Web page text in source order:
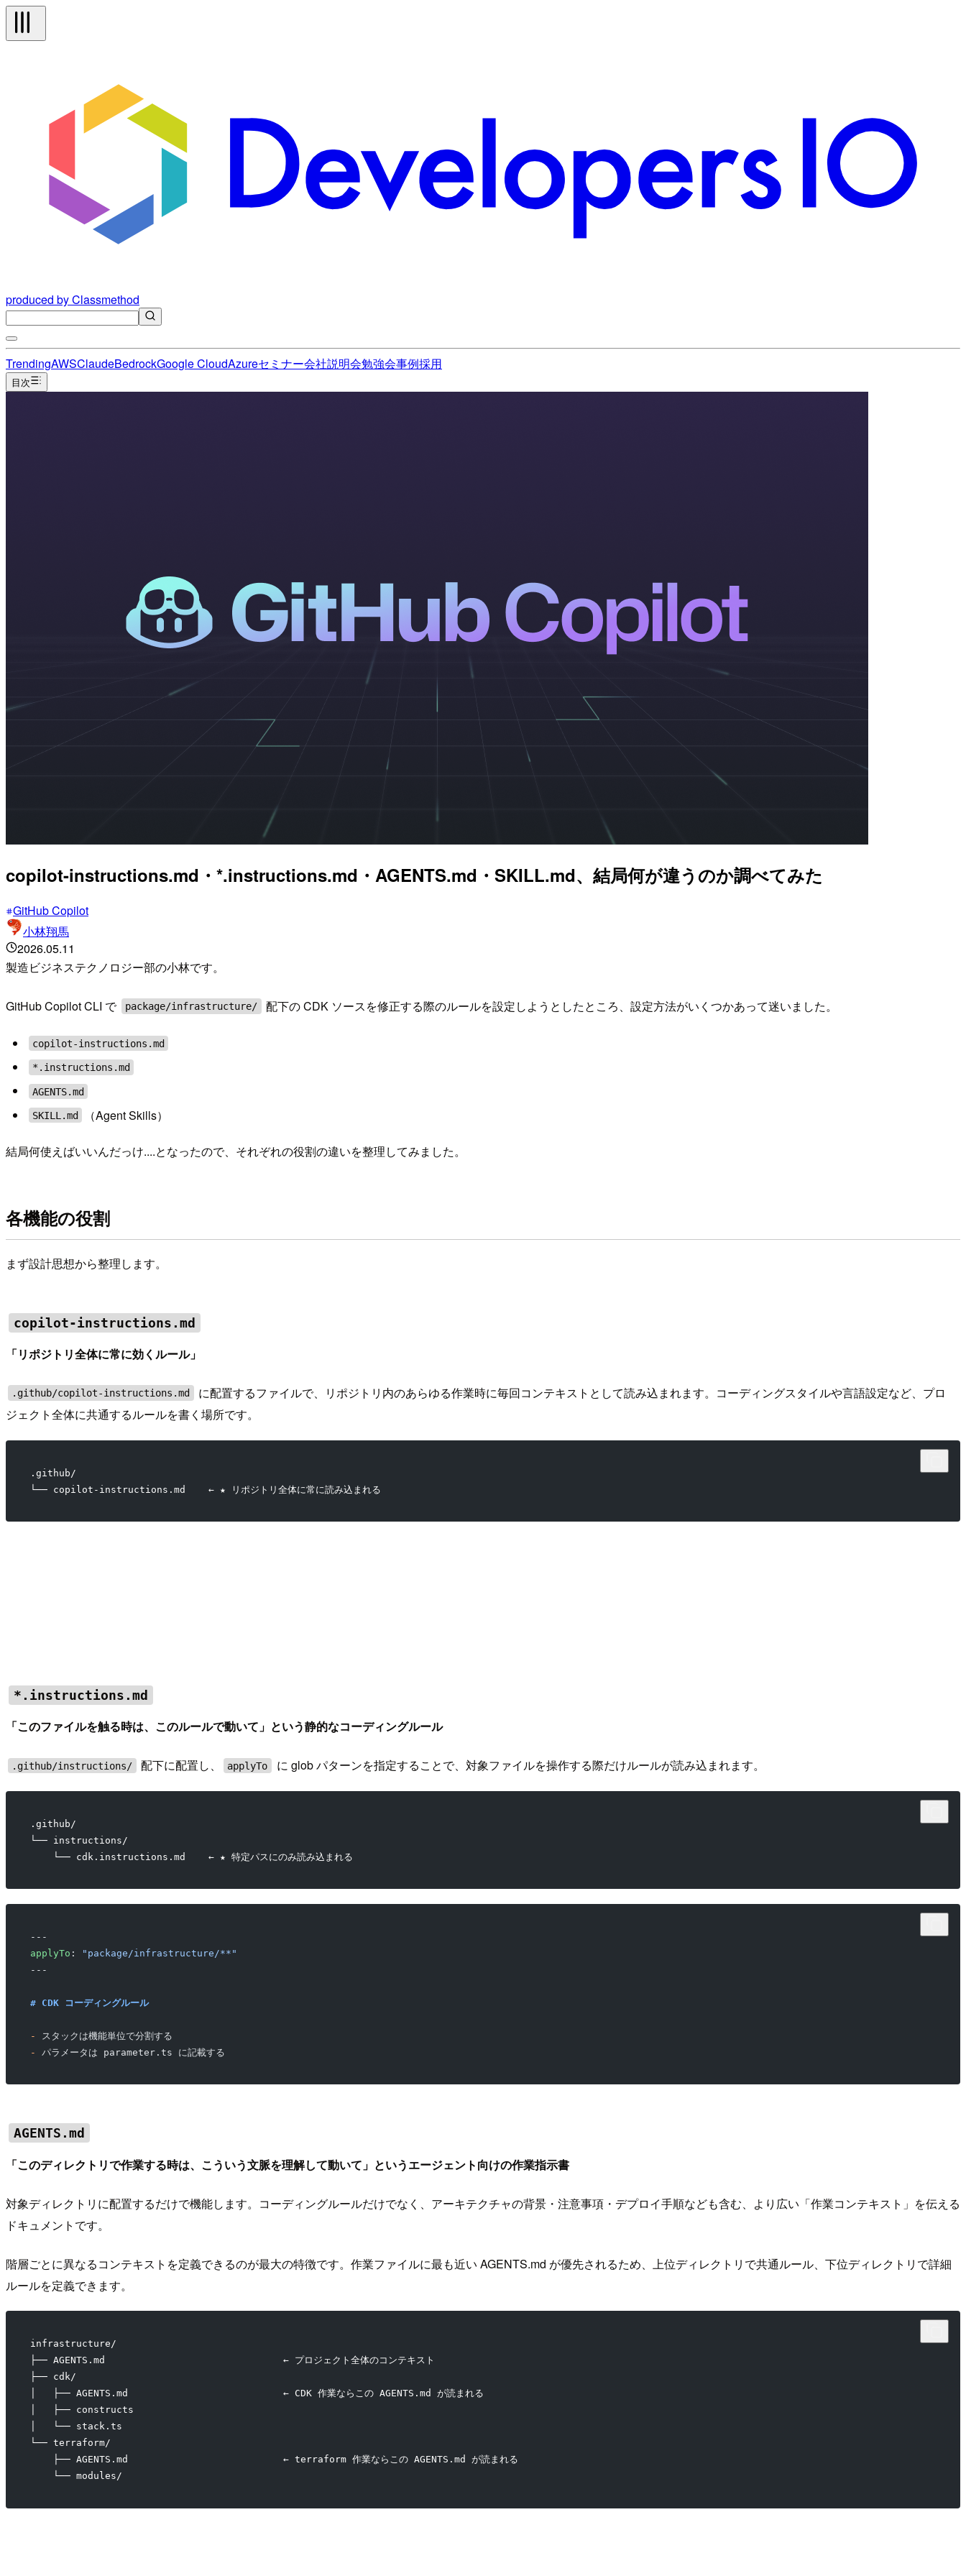
produced by Classmethod
TrendingAWSClaudeBedrockGoogle CloudAzureセミナー会社説明会勉強会事例採用
目次
copilot-instructions.md・*.instructions.md・AGENTS.md・SKILL.md、結局何が違うのか調べてみた
GitHub Copilot
小林翔馬
2026.05.11
製造ビジネステクノロジー部の小林です。
GitHub Copilot CLI で package/infrastructure/ 配下の CDK ソースを修正する際のルールを設定しようとしたところ、設定方法がいくつかあって迷いました。
copilot-instructions.md
*.instructions.md
AGENTS.md
SKILL.md （Agent Skills）
結局何使えばいいんだっけ....となったので、それぞれの役割の違いを整理してみました。
各機能の役割
まず設計思想から整理します。
copilot-instructions.md
「リポジトリ全体に常に効くルール」
.github/copilot-instructions.md
に配置するファイルで、リポジトリ内のあらゆる作業時に毎回コンテキストとして読み込まれます。コーディングスタイルや言語設定など、プロ
ジェクト全体に共通するルールを書く場所です。
.github/
└── copilot-instructions.md    ← ★ リポジトリ全体に常に読み込まれる
*.instructions.md
「このファイルを触る時は、このルールで動いて」という静的なコーディングルール
.github/instructions/ 配下に配置し、 applyTo に glob パターンを指定することで、対象ファイルを操作する際だけルールが読み込まれます。
.github/
└── instructions/
    └── cdk.instructions.md    ← ★ 特定パスにのみ読み込まれる
---
applyTo :
"package/infrastructure/**"
---
# CDK コーディングルール
-
スタックは機能単位で分割する
-
パラメータは parameter.ts に記載する
AGENTS.md
「このディレクトリで作業する時は、こういう文脈を理解して動いて」というエージェント向けの作業指示書
対象ディレクトリに配置するだけで機能します。コーディングルールだけでなく、アーキテクチャの背景・注意事項・デプロイ手順なども含む、より広い「作業コンテキスト」を伝える
ドキュメントです。
階層ごとに異なるコンテキストを定義できるのが最大の特徴です。作業ファイルに最も近い AGENTS.md が優先されるため、上位ディレクトリで共通ルール、下位ディレクトリで詳細
ルールを定義できます。
infrastructure/
├── AGENTS.md                               ← プロジェクト全体のコンテキスト
├── cdk/
│   ├── AGENTS.md                           ← CDK 作業ならこの AGENTS.md が読まれる
│   ├── constructs
│   └── stack.ts
└── terraform/
    ├── AGENTS.md                           ← terraform 作業ならこの AGENTS.md が読まれる
    └── modules/